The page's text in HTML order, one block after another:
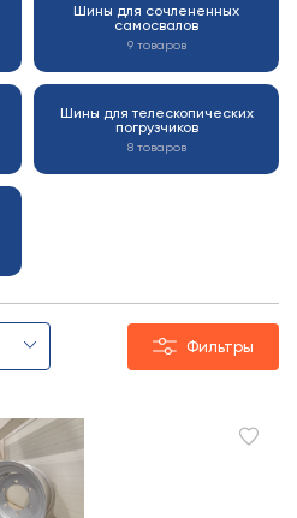
Шины для сочлененных
самосвалов
9 товаров
Шины для телескопических
погрузчиков
8 товаров
Фильтры